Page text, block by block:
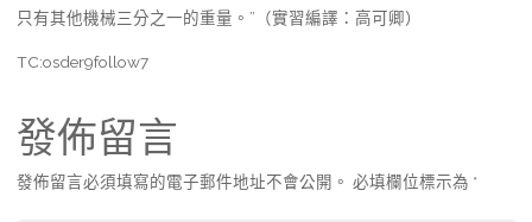
只有其他機械三分之一的重量。”（實習編譯：高可卿）
TC:osder9follow7
發佈留言
發佈留言必須填寫的電子郵件地址不會公開。 必填欄位標示為 *